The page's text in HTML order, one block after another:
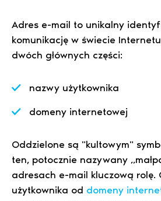
Adres e-mail to unikalny
komunikację w świecie
dwóch głównych części:
nazwy użytkownika
domeny internetowej
Oddzielone są "kultowym"
ten, potocznie nazywany
adresach e-mail kluczową rolę.
użytkownika od domeny